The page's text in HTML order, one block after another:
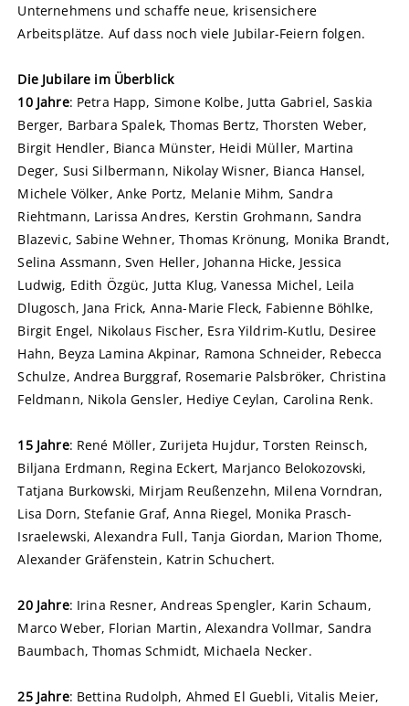
Unternehmens und schaffe neue, krisensichere
Arbeitsplätze. Auf dass noch viele Jubilar-Feiern folgen.
Die Jubilare im Überblick
10 Jahre: Petra Happ, Simone Kolbe, Jutta Gabriel, Saskia
Berger, Barbara Spalek, Thomas Bertz, Thorsten Weber,
Birgit Hendler, Bianca Münster, Heidi Müller, Martina
Deger, Susi Silbermann, Nikolay Wisner, Bianca Hansel,
Michele Völker, Anke Portz, Melanie Mihm, Sandra
Riehtmann, Larissa Andres, Kerstin Grohmann, Sandra
Blazevic, Sabine Wehner, Thomas Krönung, Monika Brandt,
Selina Assmann, Sven Heller, Johanna Hicke, Jessica
Ludwig, Edith Özgüc, Jutta Klug, Vanessa Michel, Leila
Dlugosch, Jana Frick, Anna-Marie Fleck, Fabienne Böhlke,
Birgit Engel, Nikolaus Fischer, Esra Yildrim-Kutlu, Desiree
Hahn, Beyza Lamina Akpinar, Ramona Schneider, Rebecca
Schulze, Andrea Burggraf, Rosemarie Palsbröker, Christina
Feldmann, Nikola Gensler, Hediye Ceylan, Carolina Renk.
15 Jahre: René Möller, Zurijeta Hujdur, Torsten Reinsch,
Biljana Erdmann, Regina Eckert, Marjanco Belokozovski,
Tatjana Burkowski, Mirjam Reußenzehn, Milena Vorndran,
Lisa Dorn, Stefanie Graf, Anna Riegel, Monika Prasch-
Israelewski, Alexandra Full, Tanja Giordan, Marion Thome,
Alexander Gräfenstein, Katrin Schuchert.
20 Jahre: Irina Resner, Andreas Spengler, Karin Schaum,
Marco Weber, Florian Martin, Alexandra Vollmar, Sandra
Baumbach, Thomas Schmidt, Michaela Necker.
25 Jahre: Bettina Rudolph, Ahmed El Guebli, Vitalis Meier,